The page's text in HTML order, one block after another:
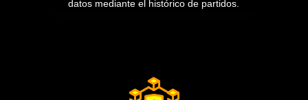
datos mediante el histórico de partidos.